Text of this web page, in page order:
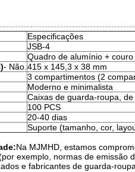
Especificações
JSB-4
Quadro de alumínio + couro
- Não.415 x 145,3 x 38 mm
3 compartimentos (2
Moderno e minimalista
Caixas de guarda-roupa,
100 PCS
20-40 dias
Suporte (tamanho, cor,
Na MJMHD, estamos
exemplo, normas de
e fabricantes de guarda-